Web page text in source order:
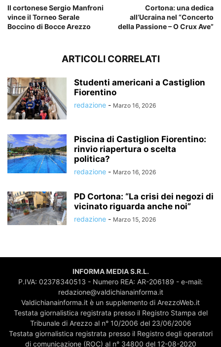
Il cortonese Sergio Manfroni
vince il Torneo Serale
Boccino di Bocce Arezzo
Cortona: una dedica
all’Ucraina nel “Concerto
della Passione – O Crux Ave”
ARTICOLI CORRELATI
Studenti americani a Castiglion
Fiorentino
redazione - Marzo 16, 2026
Piscina di Castiglion Fiorentino:
rinvio riapertura o scelta
politica?
redazione - Marzo 16, 2026
PD Cortona: “La crisi dei negozi di
vicinato riguarda anche noi”
redazione - Marzo 15, 2026
INFORMA MEDIA S.R.L.
P.IVA: 02378340513 - Numero REA: AR-206189 - e-mail:
redazione@valdichianainforma.it
Valdichianainforma.it è un supplemento di ArezzoWeb.it
Testata giornalistica registrata presso il Registro Stampa del
Tribunale di Arezzo al n° 10/2006 del 23/06/2006
Testata giornalistica registrata presso il Registro degli operatori
di comunicazione (ROC) al n° 34800 del 12-08-2020